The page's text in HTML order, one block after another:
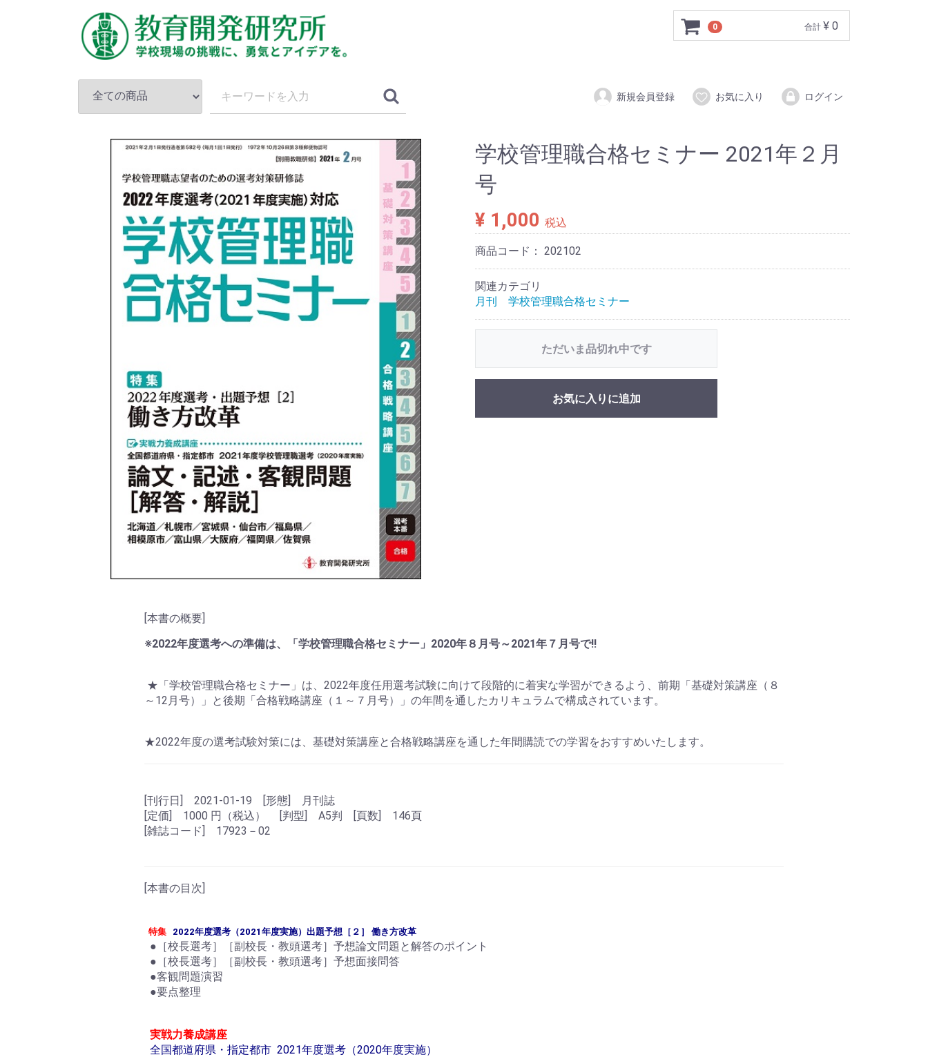
0 合計 ¥ 0
新規会員登録 お気に入り ログイン
学校管理職合格セミナー 2021年２月
号
¥ 1,000 税込
商品コード： 202102
関連カテゴリ
月刊 学校管理職合格セミナー
ただいま品切れ中です
お気に入りに追加
[本書の概要]
※2022年度選考への準備は、「学校管理職合格セミナー」2020年８月号～2021年７月号で!!
★「学校管理職合格セミナー」は、2022年度任用選考試験に向けて段階的に着実な学習ができるよう、前期「基礎対策講座（８
～12月号）」と後期「合格戦略講座（１～７月号）」の年間を通したカリキュラムで構成されています。
★2022年度の選考試験対策には、基礎対策講座と合格戦略講座を通した年間購読での学習をおすすめいたします。
[刊行日] 2021-01-19 [形態] 月刊誌
[定価] 1000 円（税込） [判型] A5判 [頁数] 146頁
[雑誌コード] 17923－02
[本書の目次]
特集 2022年度選考（2021年度実施）出題予想［２］ 働き方改革
●［校長選考］［副校長・教頭選考］予想論文問題と解答のポイント
●［校長選考］［副校長・教頭選考］予想面接問答
●客観問題演習
●要点整理
実戦力養成講座
全国都道府県・指定都市 2021年度選考（2020年度実施）